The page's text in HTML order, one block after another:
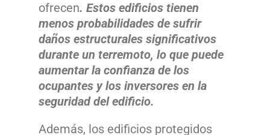
ofrecen. Estos edificios tienen
menos probabilidades de sufrir
daños estructurales significativos
durante un terremoto, lo que puede
aumentar la confianza de los
ocupantes y los inversores en la
seguridad del edificio.
Además, los edificios protegidos